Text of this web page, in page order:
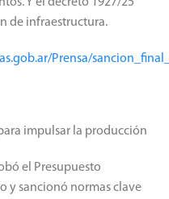
Y el decreto 1927/25
de infraestructura.
Prensa/
impulsar la producción
el Presupuesto
y sancionó normas clave